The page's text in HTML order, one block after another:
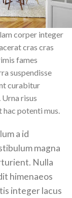
corper integer
cras cras
fames
suspendisse
curabitur
risus
potenti mus.
a id
magna
Nulla
himenaeos
integer lacus